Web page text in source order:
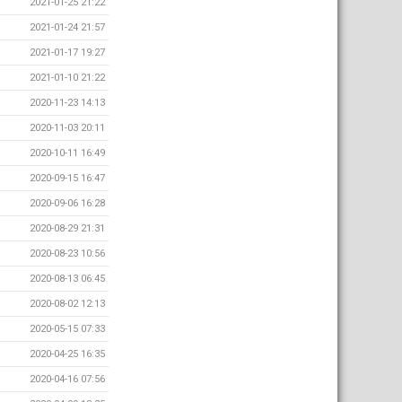
2021-01-24 21:57
2021-01-17 19:27
2021-01-10 21:22
2020-11-23 14:13
2020-11-03 20:11
2020-10-11 16:49
2020-09-15 16:47
2020-09-06 16:28
2020-08-29 21:31
2020-08-23 10:56
2020-08-13 06:45
2020-08-02 12:13
2020-05-15 07:33
2020-04-25 16:35
2020-04-16 07:56